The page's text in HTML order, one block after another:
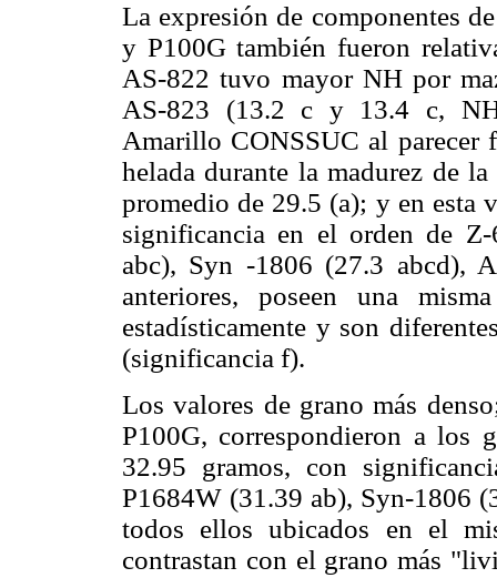
La expresión de componentes
y P100G también fueron
AS-822 tuvo mayor NH por
AS-823 (13.2 c y 13.4 c, NH
Amarillo CONSSUC al parecer
helada durante la madurez de
promedio de 29.5 (a); y en esta
significancia en el orden de
abc), Syn -1806 (27.3 abcd),
anteriores, poseen una
estadísticamente y son
(significancia f).
Los valores de grano más
P100G, correspondieron a los
32.95 gramos, con
P1684W (31.39 ab), Syn-1806
todos ellos ubicados en el
contrastan con el grano más